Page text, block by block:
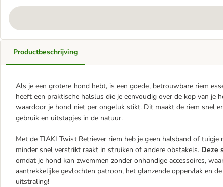
Productbeschrijving
Als je een grotere hond hebt, is een goede, betrouwbare riem
heeft een praktische halslus die je eenvoudig over de kop van je
waardoor je hond niet per ongeluk stikt. Dit maakt de riem snel
gebruik en uitstapjes in de natuur.
Met de TIAKI Twist Retriever riem heb je geen halsband of
minder snel verstrikt raakt in struiken of andere obstakels. Deze
omdat je hond kan zwemmen zonder onhandige accessoires,
aantrekkelijke gevlochten patroon, het glanzende oppervlak en
uitstraling!